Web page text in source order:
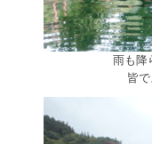
雨も降
皆